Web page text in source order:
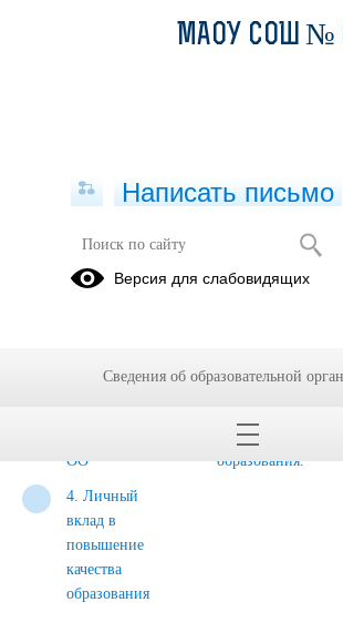
Подтверждающие
ОО
системы
образования.
4. Личный
вклад в
повышение
качества
образования
МАОУ СОШ №
Написать письмо
Версия для слабовидящих
Сведения об образовательной